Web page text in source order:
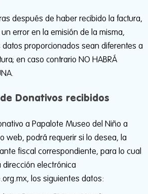
después de haber recibido la factura,
error en la emisión de la misma,
proporcionados sean diferentes a
en caso contrario NO HABRÁ
Donativos recibidos
a Papalote Museo del Niño a
web, podrá requerir si lo desea, la
fiscal correspondiente, para lo cual
dirección electrónica
los siguientes datos: